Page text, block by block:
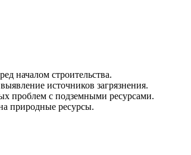
началом строительства.
источников загрязнения.
проблем с подземными ресурсами.
природные ресурсы.